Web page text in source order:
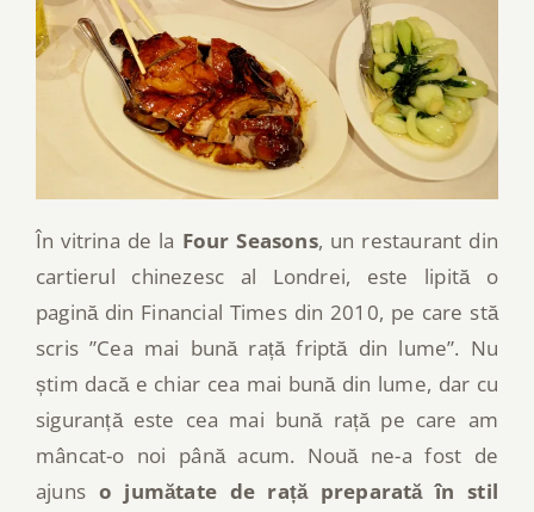
În vitrina de la Four Seasons, un restaurant din
cartierul chinezesc al Londrei, este lipită o
pagină din Financial Times din 2010, pe care stă
scris ”Cea mai bună rață friptă din lume”. Nu
știm dacă e chiar cea mai bună din lume, dar cu
siguranță este cea mai bună rață pe care am
mâncat-o noi până acum. Nouă ne-a fost de
ajuns o jumătate de rață preparată în stil